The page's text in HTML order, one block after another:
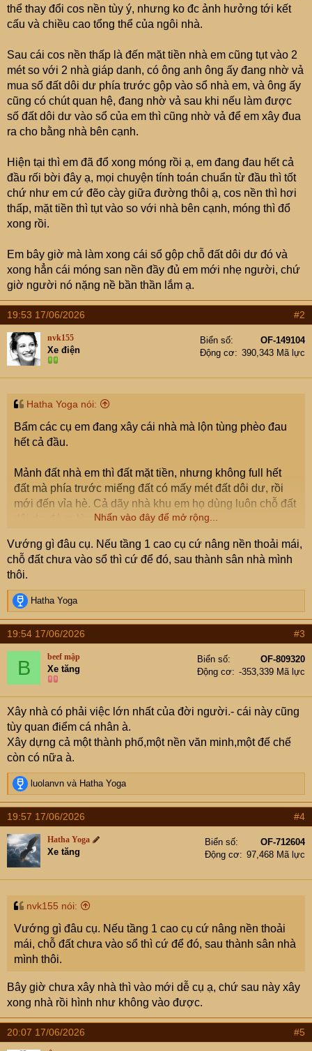
thể thay đổi cos nền tùy ý, nhưng ko đc ảnh hưởng tới kết
cấu và chiều cao tổng thể của ngôi nhà.
Sau cái cos nền thấp là đến mặt tiền nhà em cũng tụt vào 2
mét so với 2 nhà giáp danh, có ông anh ông ấy đang nhờ vả
mua số đất dôi dư phía trước gộp vào sổ nhà em, và ông ấy
cũng có chút quan hệ, đang nhờ vả sau khi nếu làm được
số đất dôi dư vào sổ của em thì cũng nhờ vả để em xây đua
ra cho bằng nhà bên cạnh.
Hiện tại thì em đã đổ xong móng rồi ạ, em đang đau hết cả
đầu rối bời đây ạ, mọi chuyện tính toán chuẩn từ đầu thì tốt
chứ như em cứ đẽo cày giữa đường thôi ạ, cos nền thì hơi
thấp, mặt tiền thì tụt vào so với nhà bên cạnh, móng thì đổ
xong rồi.
Em bây giờ mà làm xong cái sổ gộp chỗ đất dôi dư đó và
xong hẳn cái móng san nền đầy đủ em mới nhẹ người, chứ
giờ người nó nặng nề bần thần lắm ạ.
19:53 17/06/2026 #2
nvk155
Xe điện
Biển số
OF-149104
Động cơ
390,343 Mã lực
Hatha Yoga nói:
Bẩm các cụ em đang xây cái nhà mà lộn tùng phèo đau
hết cả đầu.
Mảnh đất nhà em thì đất mặt tiền, nhưng không full hết
đất mà phía trước miếng đất có mấy mét đất dôi dư, rồi
mới đến vỉa hè. Cả dãy nhà khu em họ dùng luôn chỗ đất
dôi dư đó ra làm sân cổng.
Nhà giáp danh nhà em thì ngày xưa họ đổ đất xây móng
cao quá, cao hơn vỉa hè đến 1 mét. Em lần đầu làm nhà
nên cũng chưa hiểu mấy cái cos nền cos lủng gì cả, chỉ
biết nhờ dịch vụ họ làm cho cái giấy phép xây dựng gọi
là cho có lệ, ban ngành họ đến kiểm tra họ đỡ phạt, trong
gpxd đó ghi cos nền nhà em được cao hơn vỉa hè có 20
cm, giờ em muốn lên cao cao chút thêm 20 hoặc 30 cm
nữa cho đỡ thấp quá so với nhà bên cạnh, lên mạng
check thì có nói có thể thay đổi cos nền tùy ý, nhưng ko
đc ảnh hưởng tới kết cấu và chiều cao tổng thể của ngôi
Sau cái cos nền thấp là đến mặt tiền nhà em cũng tụt vào
2 mét so với 2 nhà giáp danh, có ông anh ông ấy đang
nhờ vả mua số đất dôi dư phía trước gộp vào sổ nhà em,
và ông ấy cũng có chút quan hệ, đang nhờ vả sau khi
nếu làm được số đất dôi dư vào sổ của em thì cũng nhờ
vả để em xây đua ra cho bằng nhà bên cạnh.
Hiện tại thì em đã đổ xong móng rồi ạ, em đang đau hết
cả đầu rối bời đây ạ, mọi chuyện tính toán chuẩn từ đầu
móng thì đổ xong rồi.
Em bây giờ mà làm xong cái sổ gộp chỗ đất dôi dư đó và
xong hẳn cái móng san nền đầy đủ em mới nhẹ người,
chứ giờ người nó nặng nề bần thần lắm ạ.
Nhấn vào đây để mở rộng...
Vướng gì đâu cụ. Nếu tầng 1 cao cụ cứ nâng nền thoải mái,
chỗ đất chưa vào sổ thì cứ để đó, sau thành sân nhà mình
thôi.
R
e
a
c
t
n
s
:
Hatha Yoga
19:54 17/06/2026 #3
B beef mập
Xe tăng
Biển số
OF-809320
Động cơ
-353,339 Mã lực
Xây nhà có phải việc lớn nhất của đời người.- cái này cũng
tùy quan điểm cá nhân à.
Xây dựng cả một thành phố,một nền văn minh,một đế chế
còn có nữa à.
R
e
a
t
i
o
n
s
luolanvn và Hatha Yoga
19:57 17/06/2026 #4
Hatha Yoga
Xe tăng
Biển số
OF-712604
Động cơ
97,468 Mã lực
nvk155 nói:
Vướng gì đâu cụ. Nếu tầng 1 cao cụ cứ nâng nền thoải
mái, chỗ đất chưa vào sổ thì cứ để đó, sau thành sân nhà
mình thôi.
Bây giờ chưa xây nhà thì vào mới dễ cụ ạ, chứ sau này xây
xong nhà rồi hình như không vào được.
20:07 17/06/2026 #5